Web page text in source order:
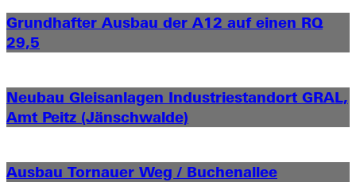
Grundhafter Ausbau der A12 auf einen RQ
29,5
Neubau Gleisanlagen Industriestandort GRAL,
Amt Peitz (Jänschwalde)
Ausbau Tornauer Weg / Buchenallee